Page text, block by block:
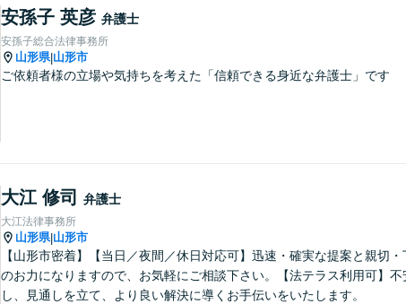
安孫子 英彦 弁護士
安孫子総合法律事務所
山形県|山形市
ご依頼者様の立場や気持ちを考えた「信頼できる身近な弁護士」です
大江 修司 弁護士
大江法律事務所
山形県|山形市
【山形市密着】【当日／夜間／休日対応可】迅速・確実な提案と親切
のお力になりますので、お気軽にご相談下さい。【法テラス利用可】
し、見通しを立て、より良い解決に導くお手伝いをいたします。